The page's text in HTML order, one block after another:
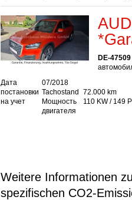
DE-
Дата
постановки
на учет
07/2018
Tachostand 72.000 km
Мощность
двигателя
110 KW / 149
Weitere Informationen
spezifischen CO2-